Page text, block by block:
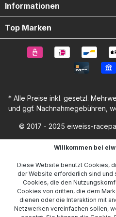
Informationen
Top Marken
* Alle Preise inkl. gesetzl.
und ggf. Nachnahmegebühren,
© 2017 - 2025 eiweiss-
Willkommen bei
Diese Website benutzt Cookies,
der Website erforderlich sind
Cookies, die den
Cookies von dritten, die dem
dienen oder die Interaktion mit
Netzwerken vereinfachen sollen,